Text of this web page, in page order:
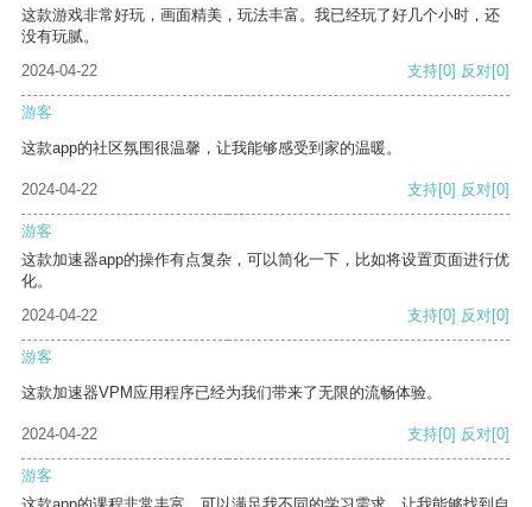
这款游戏非常好玩，画面精美，玩法丰富。我已经玩了好几个小时，还
没有玩腻。
2024-04-22
支持[0] 反对[0]
游客
这款app的社区氛围很温馨，让我能够感受到家的温暖。
2024-04-22 支持[0] 反对[0]
游客
这款加速器app的操作有点复杂，可以简化一下，比如将设置页面进行优
化。
2024-04-22
支持[0] 反对[0]
游客
这款加速器VPM应用程序已经为我们带来了无限的流畅体验。
2024-04-22 支持[0] 反对[0]
游客